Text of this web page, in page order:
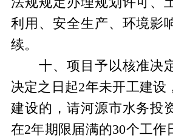
利用、安全生产、环境影
续。
十、项目予以核准决
决定之日起2年未开工建设
建设的，请河源市水务投
在2年期限届满的30个工作